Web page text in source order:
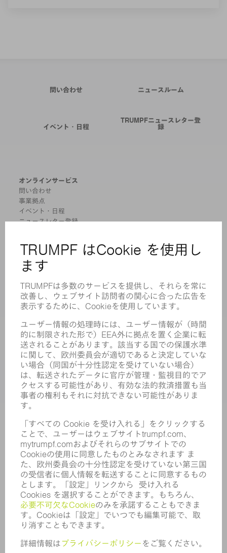
問い合わせ ニュースルーム
イベント・日程
TRUMPFニュースレター登
録
オンラインサービス
問い合わせ
事業拠点
イベント・日程
ニュースレター登録
製品
機械 & システム
レーザ
パワーエレクトロニクス
電気ツール
スマートファクトリー
サービス
アプリケーション
業界
企業
キャリア
求人情報
企業プロフィール
取締役会
年次報告書
コンプライアンス
内部通報制度
セキュリティ
プレスリリース
マガジン
サステナビリティ
気候と環境
社会と地域
コーポレートガバナンス